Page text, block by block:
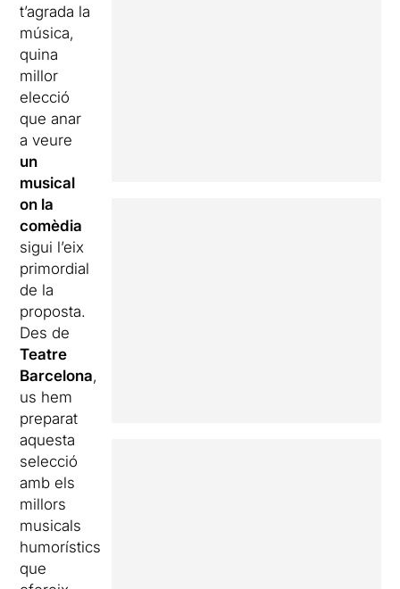
t’agrada la
música,
quina
millor
elecció
que anar
a veure
un
musical
on la
comèdia
sigui l’eix
primordial
de la
proposta.
Des de
Teatre
Barcelona,
us hem
preparat
aquesta
selecció
amb els
millors
musicals
humorístics
que